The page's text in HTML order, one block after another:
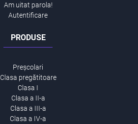
Am uitat parola!
Autentificare
PRODUSE
Preșcolari
Clasa pregătitoare
Clasa I
Clasa a II-a
Clasa a III-a
Clasa a IV-a